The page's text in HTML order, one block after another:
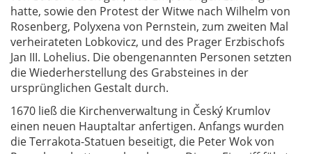
hatte, sowie den Protest der Witwe nach Wilhelm von
Rosenberg, Polyxena von Pernstein, zum zweiten Mal
verheirateten Lobkovicz, und des Prager Erzbischofs
Jan III. Lohelius. Die obengenannten Personen setzten
die Wiederherstellung des Grabsteines in der
ursprünglichen Gestalt durch.
1670 ließ die Kirchenverwaltung in Český Krumlov
einen neuen Hauptaltar anfertigen. Anfangs wurden
die Terrakota-Statuen beseitigt, die Peter Wok von